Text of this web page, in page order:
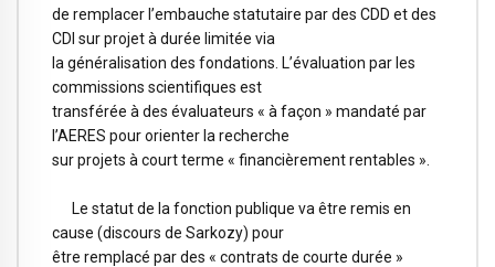
de remplacer l’embauche statutaire par des CDD et des
CDI sur projet à durée limitée via
la généralisation des fondations. L’évaluation par les
commissions scientifiques est
transférée à des évaluateurs « à façon » mandaté par
l’AERES pour orienter la recherche
sur projets à court terme « financièrement rentables ».
Le statut de la fonction publique va être remis en
cause (discours de Sarkozy) pour
être remplacé par des « contrats de courte durée »